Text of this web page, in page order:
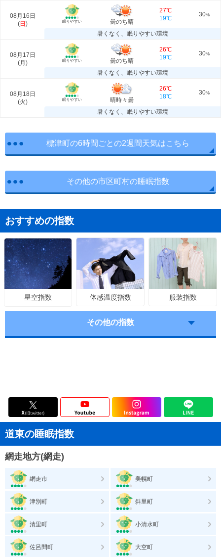
08月16日
(日 ) 眠りやすい 曇のち晴
27℃
19℃
30%
暑くなく、眠りやすい環境
08月17日
(月 ) 眠りやすい 曇のち晴
26℃
19℃
30%
暑くなく、眠りやすい環境
08月18日
(火) 眠りやすい 晴時々曇
26℃
18℃
30%
暑くなく、眠りやすい環境
標津町の6時間ごとの2週間天気はこちら
その他の市区町村の睡眠指数
おすすめの指数
星空指数 体感温度指数 服装指数
その他の指数
道東の睡眠指数
網走地方(網走)
網走市 美幌町
津別町 斜里町
清里町 小清水町
佐呂間町 大空町